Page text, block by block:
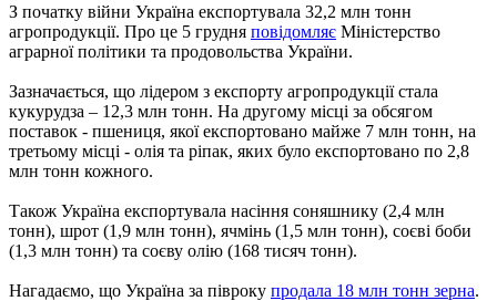
З початку війни Україна експортувала 32,2 млн тонн
агропродукції. Про це 5 грудня повідомляє Міністерство
аграрної політики та продовольства України.
Зазначається, що лідером з експорту агропродукції стала
кукурудза – 12,3 млн тонн. На другому місці за обсягом
поставок - пшениця, якої експортовано майже 7 млн тонн, на
третьому місці - олія та ріпак, яких було експортовано по 2,8
млн тонн кожного.
Також Україна експортувала насіння соняшнику (2,4 млн
тонн), шрот (1,9 млн тонн), ячмінь (1,5 млн тонн), соєві боби
(1,3 млн тонн) та соєву олію (168 тисяч тонн).
Нагадаємо, що Україна за півроку продала 18 млн тонн зерна.